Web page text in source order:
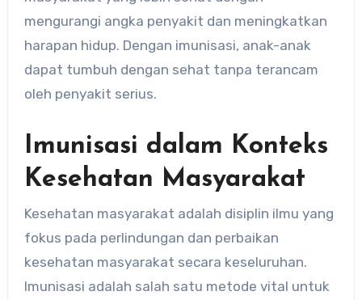
mengurangi angka penyakit dan meningkatkan
harapan hidup. Dengan imunisasi, anak-anak
dapat tumbuh dengan sehat tanpa terancam
oleh penyakit serius.
Imunisasi dalam Konteks
Kesehatan Masyarakat
Kesehatan masyarakat adalah disiplin ilmu yang
fokus pada perlindungan dan perbaikan
kesehatan masyarakat secara keseluruhan.
Imunisasi adalah salah satu metode vital untuk